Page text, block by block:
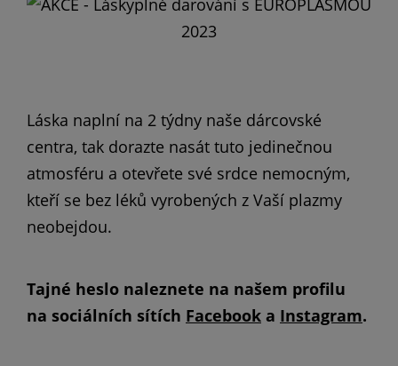
Láska naplní na 2 týdny naše dárcovské
centra, tak dorazte nasát tuto jedinečnou
atmosféru a otevřete své srdce nemocným,
kteří se bez léků vyrobených z Vaší plazmy
neobejdou.
Tajné heslo naleznete na našem profilu
na sociálních sítích Facebook a Instagram.